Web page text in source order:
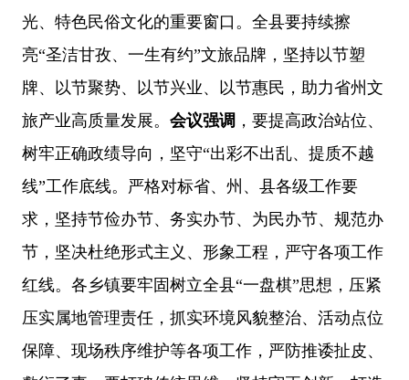
光、特色民俗文化的重要窗口。全县要持续擦
亮“圣洁甘孜、一生有约”文旅品牌，坚持以节塑
牌、以节聚势、以节兴业、以节惠民，助力省州文
旅产业高质量发展。 会议强调 ， 要提高政治站位、
树牢正确政绩导向，坚守“出彩不出乱、提质不越
线”工作底线。 严格对标省、州、县各级工作要
求，坚持节俭办节、务实办节、为民办节、规范办
节，坚决杜绝形式主义、形象工程，严守各项工作
红线。各乡镇要牢固树立全县“一盘棋”思想，压紧
压实属地管理责任，抓实环境风貌整治、活动点位
保障、现场秩序维护等各项工作，严防推诿扯皮、